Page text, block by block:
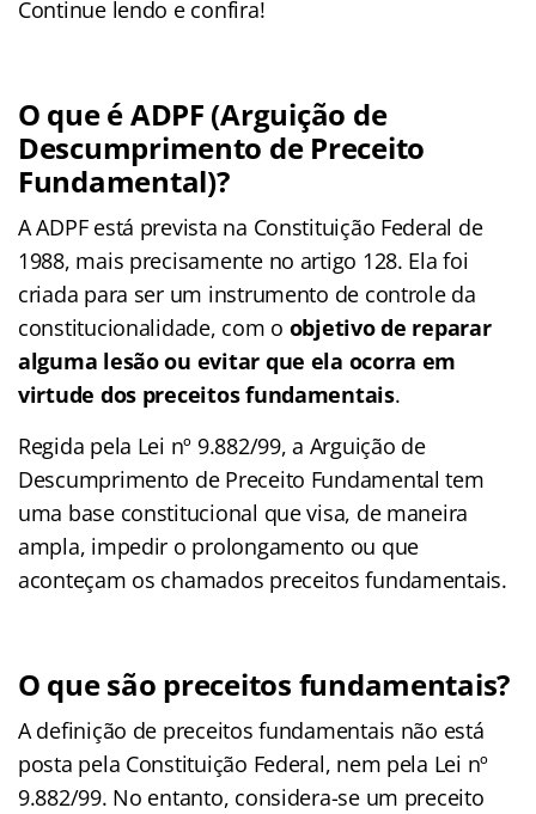
Continue lendo e confira!
O que é ADPF (Arguição de
Descumprimento de Preceito
Fundamental)?
A ADPF está prevista na Constituição Federal de
1988, mais precisamente no artigo 128. Ela foi
criada para ser um instrumento de controle da
constitucionalidade, com o objetivo de reparar
alguma lesão ou evitar que ela ocorra em
virtude dos preceitos fundamentais.
Regida pela Lei nº 9.882/99, a Arguição de
Descumprimento de Preceito Fundamental tem
uma base constitucional que visa, de maneira
ampla, impedir o prolongamento ou que
aconteçam os chamados preceitos fundamentais.
O que são preceitos fundamentais?
A definição de preceitos fundamentais não está
posta pela Constituição Federal, nem pela Lei nº
9.882/99. No entanto, considera-se um preceito